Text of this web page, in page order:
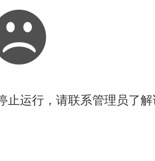
止运行，请联系管理员了